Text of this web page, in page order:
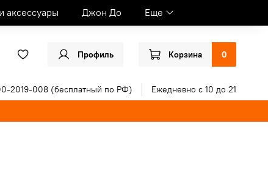
аксессуары Джон До Еще
Профиль Корзина 0
2019-008 (бесплатный по РФ) Ежедневно с 10 до 21